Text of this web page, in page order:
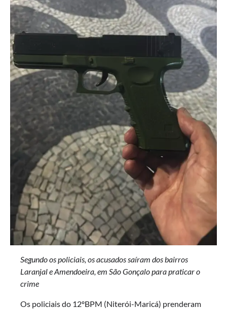
Segundo os policiais, os acusados saíram dos bairros
Laranjal e Amendoeira, em São Gonçalo para praticar o
crime
Os policiais do 12ºBPM (Niterói-Maricá) prenderam